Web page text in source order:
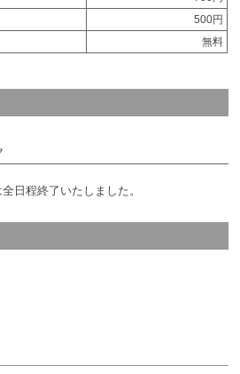
500円
無料
日程終了いたしました。